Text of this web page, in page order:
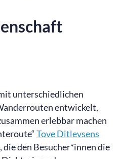
unterschiedlichen
entwickelt,
erlebbar machen
Tove Ditlevsens
den Besucher*innen die